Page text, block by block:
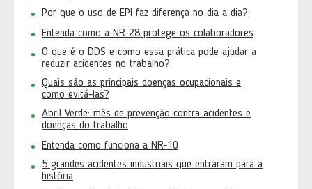
Por que o uso de EPI faz diferença no dia a dia?
Entenda como a NR-28 protege os colaboradores
O que é o DDS e como essa prática pode ajudar a
reduzir acidentes no trabalho?
Quais são as principais doenças ocupacionais e
como evitá-las?
Abril Verde: mês de prevenção contra acidentes e
doenças do trabalho
Entenda como funciona a NR-10
5 grandes acidentes industriais que entraram para a
história